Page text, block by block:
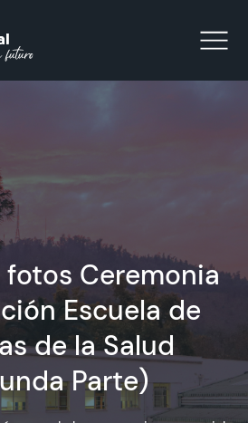
fotos Ceremonia
Escuela de
de la Salud
Parte)